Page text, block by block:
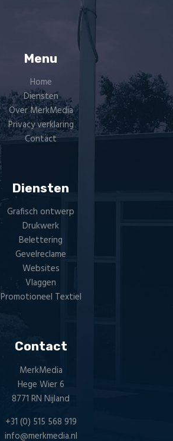
Menu
Home
Diensten
Over MerkMedia
Privacy verklaring
Contact
Diensten
Grafisch ontwerp
Drukwerk
Belettering
Gevelreclame
Websites
Vlaggen
Promotioneel Textiel
Contact
MerkMedia
Hege Wier 6
8771 RN Nijland
+31 (0) 515 568 919
info@merkmedia.nl